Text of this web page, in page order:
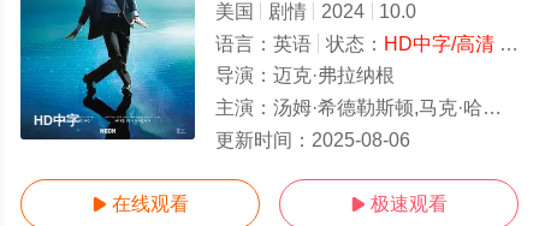
HD中字
美国 剧情 2024
10.0
语言： 英语 状态： HD中字/高清- 免费在线观看
导演： 迈克·弗拉纳根
主演： 汤姆·希德勒斯顿,马克·哈米尔,凯伦·吉兰,切瓦特·埃加福,安娜丽丝·巴索,雅各布·特伦布莱,本杰明·帕杰克,科迪·弗拉
更新时间： 2025-08-06
 在线观看  极速观看